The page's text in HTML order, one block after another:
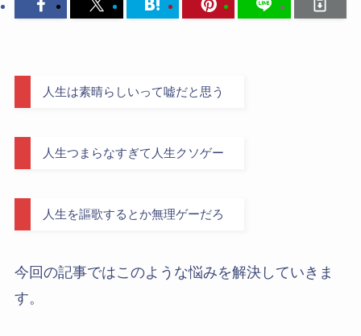
人生は素晴らしいって嘘だと思う
人生つまらなすぎて人生クソゲー
人生を謳歌するとか無理ゲーだろ
今回の記事ではこのような悩みを解決していきま
す。